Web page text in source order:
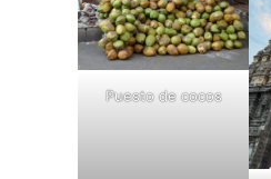
Puesto de cocos